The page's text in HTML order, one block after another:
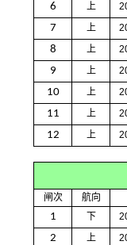
6 上
7 上
8 上
9 上
10 上
11 上
12 上
闸次 航向
1 下
2 上